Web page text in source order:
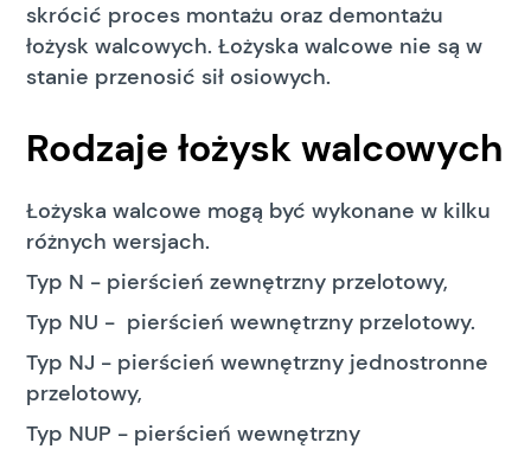
skrócić proces montażu oraz demontażu
łożysk walcowych. Łożyska walcowe nie są w
stanie przenosić sił osiowych.
Rodzaje łożysk walcowych
Łożyska walcowe mogą być wykonane w kilku
różnych wersjach.
Typ N - pierścień zewnętrzny przelotowy,
Typ NU - pierścień wewnętrzny przelotowy.
Typ NJ - pierścień wewnętrzny jednostronne
przelotowy,
Typ NUP - pierścień wewnętrzny